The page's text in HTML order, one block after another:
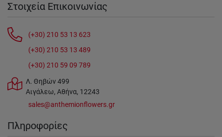
Στοιχεία Επικοινωνίας
(+30) 210 53 13 623
(+30) 210 53 13 489
(+30) 210 59 09 789
Λ. Θηβών 499
Αιγάλεω, Αθήνα, 12243
sales@anthemionflowers.gr
Πληροφορίες